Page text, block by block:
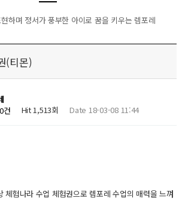
하며 정서가 풍부한 아이로 꿈을 키우는 렘포레
(티몬)
건
Hit 1,513회 Date 18-03-08 11:44
체험나라 수업 체험권으로 렘포레 수업의 매력을 느껴